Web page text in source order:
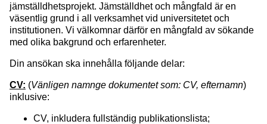
jämställdhetsprojekt. Jämställdhet och mångfald är en
väsentlig grund i all verksamhet vid universitetet och
institutionen. Vi välkomnar därför en mångfald av sökande
med olika bakgrund och erfarenheter.
Din ansökan ska innehålla följande delar:
CV: (Vänligen namnge dokumentet som: CV, efternamn)
inklusive:
CV, inkludera fullständig publikationslista;